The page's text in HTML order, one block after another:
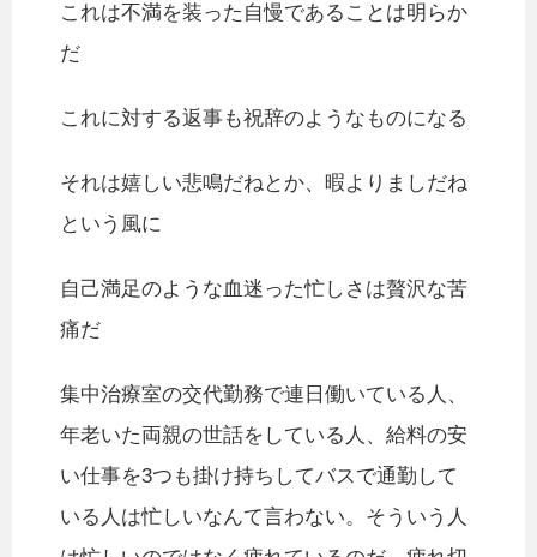
これは不満を装った自慢であることは明らか
だ
これに対する返事も祝辞のようなものになる
それは嬉しい悲鳴だねとか、暇よりましだね
という風に
自己満足のような血迷った忙しさは贅沢な苦
痛だ
集中治療室の交代勤務で連日働いている人、
年老いた両親の世話をしている人、給料の安
い仕事を3つも掛け持ちしてバスで通勤して
いる人は忙しいなんて言わない。そういう人